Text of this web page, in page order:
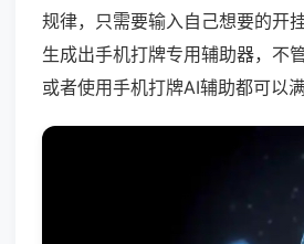
规律，只需要输入自己想要的开
生成出手机打牌专用辅助器，不
或者使用手机打牌AI辅助都可以满